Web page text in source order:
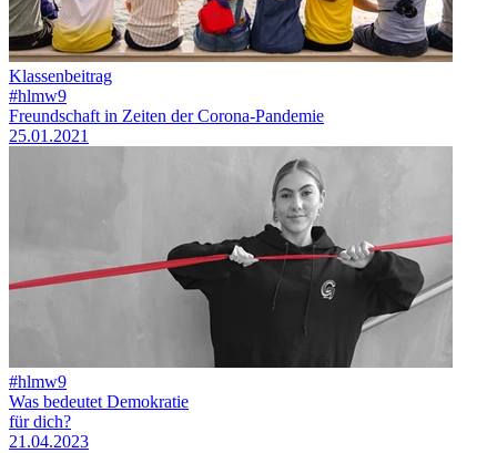
Klassenbeitrag
#hlmw9
Freundschaft in Zeiten der Corona-Pandemie
25.01.2021
#hlmw9
Was bedeutet Demokratie
für dich?
21.04.2023